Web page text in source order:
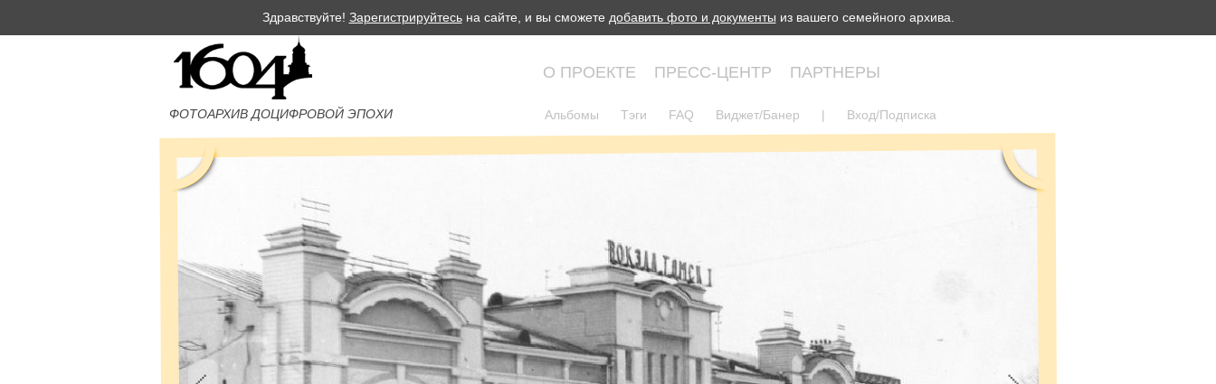
Здравствуйте! Зарегистрируйтесьна сайте, и вы сможете добавить фото и документы из вашего семейного архива.
ФОТОАРХИВ ДОЦИФРОВОЙ ЭПОХИ
О ПРОЕКТЕ ПРЕСС-ЦЕНТР ПАРТНЕРЫ
Альбомы Тэги FAQ Виджет/Банер | Вход/Подписка